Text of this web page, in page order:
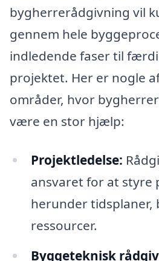
bygherrerådgivning vil
gennem hele
indledende faser til
projektet. Her er nogle
områder, hvor
være en stor hjælp:
Projektledelse:
ansvaret for at styre
herunder tidsplaner,
ressourcer.
Byggeteknisk